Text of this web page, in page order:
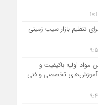
تنظیم بازار سیب زمینی
اولیه باکیفیت و
آموزش‌های تخصصی و فنی